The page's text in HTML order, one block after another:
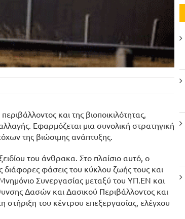
και της βιοποικιλότητας,
Εφαρμόζεται μια συνολική στρατηγική
της βιώσιμης ανάπτυξης.
του άνθρακα. Στο πλαίσιο αυτό, ο
διάφορες φάσεις του κύκλου ζωής τους και
Συνεργασίας μεταξύ του ΥΠ.ΕΝ και
Δασών και Δασικού Περιβάλλοντος και
του κέντρου επεξεργασίας, ελέγχου